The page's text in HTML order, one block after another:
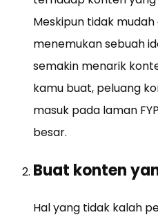
Meskipun tidak
menemukan sebuah
semakin menarik
kamu buat, peluang
masuk pada laman
besar.
Buat konten
Hal yang tidak kalah